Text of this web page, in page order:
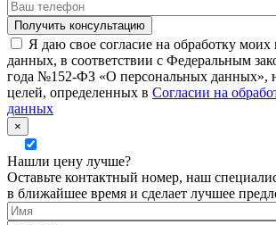
Я даю свое согласие на обработку
данных, в соответствии с Федеральным
года №152-ФЗ «О персональных данных»,
целей, определенных в Согласии на
данных
×
Нашли цену лучше?
Оставьте контактный номер, наш
в ближайшее время и сделает лучшее